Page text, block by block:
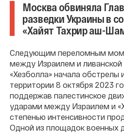
Москва обвиняла
разведки Украины в
«Хайят Тахрир аш-
Следующим переломным
между Израилем и ливанской
«Хезболла» начала обстрелы
территории 8 октября 2023
поддержав палестинское
ударами между Израилем и
степенью интенсивности
Одной из площадок военных